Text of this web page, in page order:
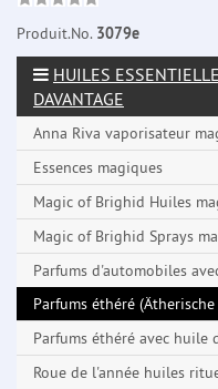
Produit.No. 3079e
HUILES
DAVANTAGE
Anna Riva vaporisateur
Essences magiques
Magic of Brighid Huiles
Magic of Brighid Sprays
Parfums d'automobiles
Parfums éthéré
Parfums éthéré avec huile
Roue de l'année huiles